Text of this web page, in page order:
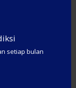
setiap bulan